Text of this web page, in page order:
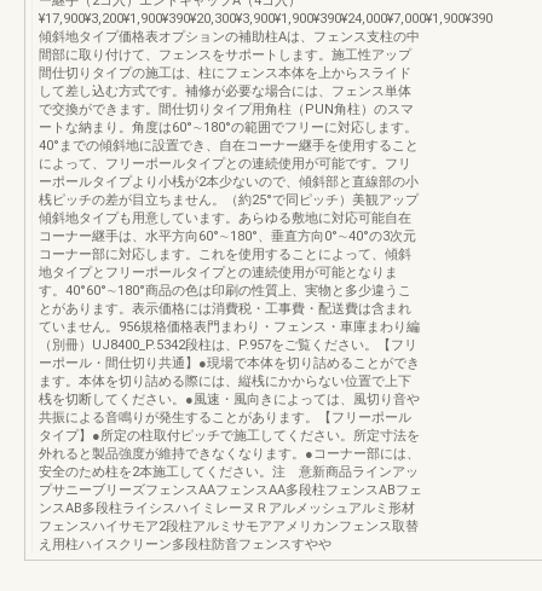
¥17,900¥3,200¥1,900¥390¥20,300¥3,900¥1,900¥390¥24,000¥7,000¥1,900¥390
傾斜地タイプ価格表オプションの補助柱Aは、フェンス支柱の中
間部に取り付けて、フェンスをサポートします。施工性アップ
間仕切りタイプの施工は、柱にフェンス本体を上からスライド
して差し込む方式です。補修が必要な場合には、フェンス単体
で交換ができます。間仕切りタイプ用角柱（PUN角柱）のスマ
ートな納まり。角度は60°∼180°の範囲でフリーに対応します。
40°までの傾斜地に設置でき、自在コーナー継手を使用すること
によって、フリーポールタイプとの連続使用が可能です。フリ
ーポールタイプより小桟が2本少ないので、傾斜部と直線部の小
桟ピッチの差が目立ちません。（約25°で同ピッチ）美観アップ
傾斜地タイプも用意しています。あらゆる敷地に対応可能自在
コーナー継手は、水平方向60°∼180°、垂直方向0°∼40°の3次元
コーナー部に対応します。これを使用することによって、傾斜
地タイプとフリーポールタイプとの連続使用が可能となりま
す。40°60°∼180°商品の色は印刷の性質上、実物と多少違うこ
とがあります。表示価格には消費税・工事費・配送費は含まれ
ていません。956規格価格表門まわり・フェンス・車庫まわり編
（別冊）UJ8400_P.5342段柱は、P.957をご覧ください。【フリ
ーポール・間仕切り共通】●現場で本体を切り詰めることができ
ます。本体を切り詰める際には、縦桟にかからない位置で上下
桟を切断してください。●風速・風向きによっては、風切り音や
共振による音鳴りが発生することがあります。【フリーポール
タイプ】●所定の柱取付ピッチで施工してください。所定寸法を
外れると製品強度が維持できなくなります。●コーナー部には、
安全のため柱を2本施工してください。注 意新商品ラインアッ
プサニーブリーズフェンスAAフェンスAA多段柱フェンスABフェ
ンスAB多段柱ライシスハイミレーヌＲアルメッシュアルミ形材
フェンスハイサモア2段柱アルミサモアアメリカンフェンス取替
え用柱ハイスクリーン多段柱防音フェンスすやや